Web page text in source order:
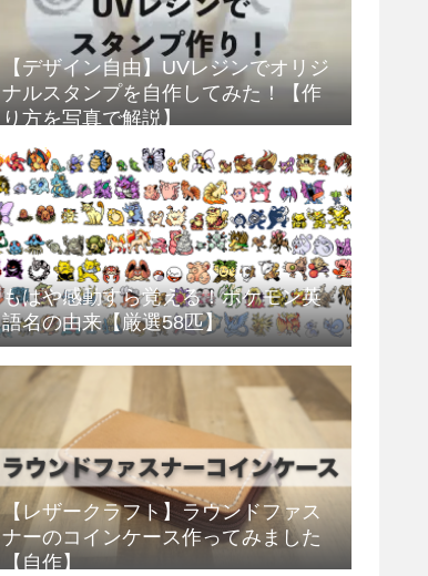
【デザイン自由】UVレジンでオリジ
ナルスタンプを自作してみた！【作
り方を写真で解説】
もはや感動すら覚える！ポケモン英
語名の由来【厳選58匹】
【レザークラフト】ラウンドファス
ナーのコインケース作ってみました
【自作】